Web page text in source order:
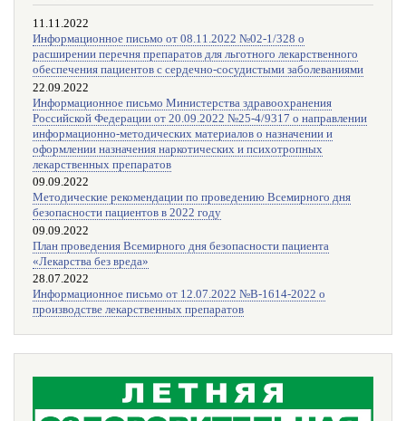
11.11.2022
Информационное письмо от 08.11.2022 №02-1/328 о
расширении перечня препаратов для льготного лекарственного
обеспечения пациентов с сердечно-сосудистыми заболеваниями
22.09.2022
Информационное письмо Министерства здравоохранения
Российской Федерации от 20.09.2022 №25-4/9317 о направлении
информационно-методических материалов о назначении и
оформлении назначения наркотических и психотропных
лекарственных препаратов
09.09.2022
Методические рекомендации по проведению Всемирного дня
безопасности пациентов в 2022 году
09.09.2022
План проведения Всемирного дня безопасности пациента
«Лекарства без вреда»
28.07.2022
Информационное письмо от 12.07.2022 №В-1614-2022 о
производстве лекарственных препаратов